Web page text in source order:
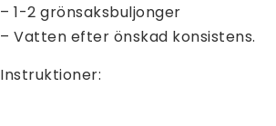
– 1-2 grönsaksbuljonger
– Vatten efter önskad konsistens.
Instruktioner: